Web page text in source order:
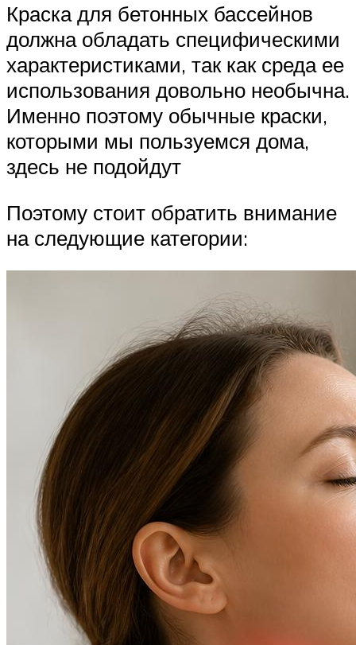
Краска для бетонных бассейнов
должна обладать специфическими
характеристиками, так как среда ее
использования довольно необычна.
Именно поэтому обычные краски,
которыми мы пользуемся дома,
здесь не подойдут
Поэтому стоит обратить внимание
на следующие категории: